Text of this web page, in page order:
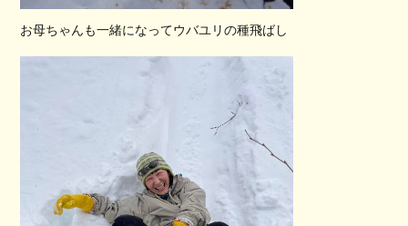
お母ちゃんも一緒になってウバユリの種飛ばし